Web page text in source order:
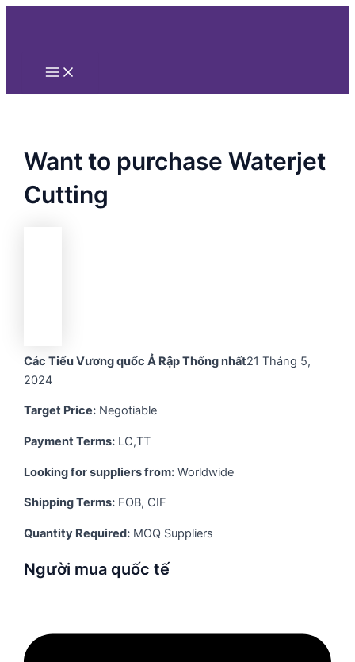
Nhảy
Main
Want to purchase Waterjet
Cutting
Các Tiểu Vương quốc Ả Rập Thống nhất21 Tháng 5,
2024
Target Price: Negotiable
Payment Terms: LC,TT
Looking for suppliers from: Worldwide
Shipping Terms: FOB, CIF
Quantity Required: MOQ Suppliers
Người mua quốc tế